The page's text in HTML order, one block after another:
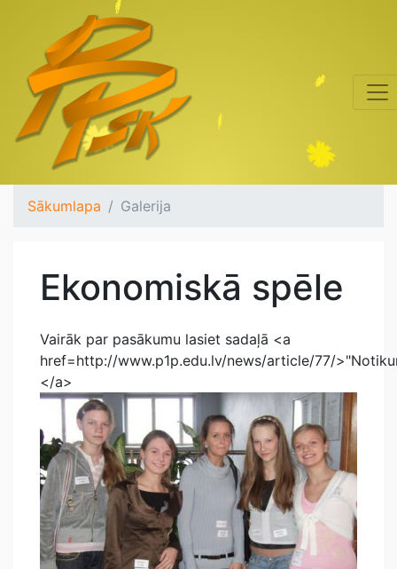
Sākumlapa Galerija
Ekonomiskā spēle
Vairāk par pasākumu lasiet sadaļā <a
href=http://www.p1p.edu.lv/news/article/77/
</a>